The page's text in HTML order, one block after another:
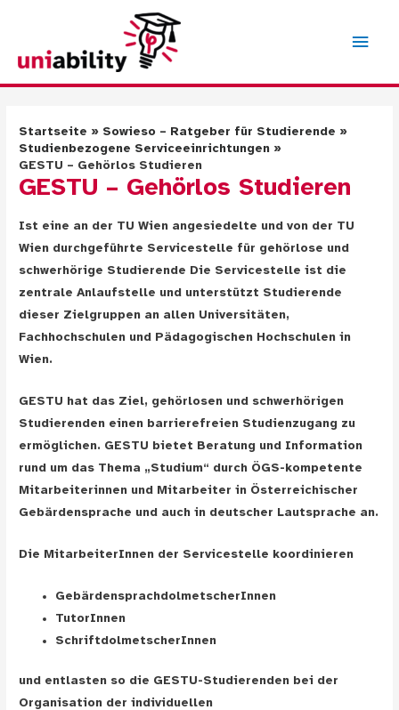
springen
Startseite
Sowieso – Ratgeber für Studierende
Studienbezogene Serviceeinrichtungen
GESTU – Gehörlos Studieren
GESTU – Gehörlos Studieren
Ist eine an der TU Wien angesiedelte und von der TU
Wien durchgeführte Servicestelle für gehörlose und
schwerhörige Studierende Die Servicestelle ist die
zentrale Anlaufstelle und unterstützt Studierende
dieser Zielgruppen an allen Universitäten,
Fachhochschulen und Pädagogischen Hochschulen in
Wien.
GESTU hat das Ziel, gehörlosen und schwerhörigen
Studierenden einen barrierefreien Studienzugang zu
ermöglichen. GESTU bietet Beratung und Information
rund um das Thema „Studium“ durch ÖGS-kompetente
Mitarbeiterinnen und Mitarbeiter in Österreichischer
Gebärdensprache und auch in deutscher Lautsprache an.
Die MitarbeiterInnen der Servicestelle koordinieren
GebärdensprachdolmetscherInnen
TutorInnen
SchriftdolmetscherInnen
und entlasten so die GESTU-Studierenden bei der
Organisation der individuellen